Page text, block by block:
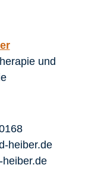
und
heiber.de